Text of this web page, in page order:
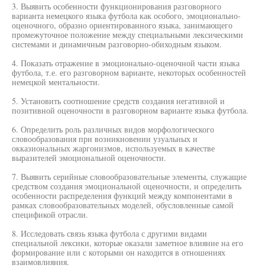
3. Выявить особенности функционирования разговорного
варианта немецкого языка футбола как особого, эмоционально-
оценочного, образно ориентированного языка, занимающего
промежуточное положение между специальными лексическими
системами и динамичным разговорно-обиходным языком.
4. Показать отражение в эмоционально-оценочной части языка
футбола, т.е. его разговорном варианте, некоторых особенностей
немецкой ментальности.
5. Установить соотношение средств создания негативной и
позитивной оценочности в разговорном варианте языка футбола.
6. Определить роль различных видов морфологического
словообразования при возникновении узуальных и
окказиональных жаргонизмов, используемых в качестве
выразителей эмоциональной оценочности.
7. Выявить серийные словообразовательные элементы, служащие
средством создания эмоциональной оценочности, и определить
особенности распределения функций между компонентами в
рамках словообразовательных моделей, обусловленные самой
спецификой отрасли.
8. Исследовать связь языка футбола с другими видами
специальной лексики, которые оказали заметное влияние на его
формирование или с которыми он находится в отношениях
взаимовлияния.